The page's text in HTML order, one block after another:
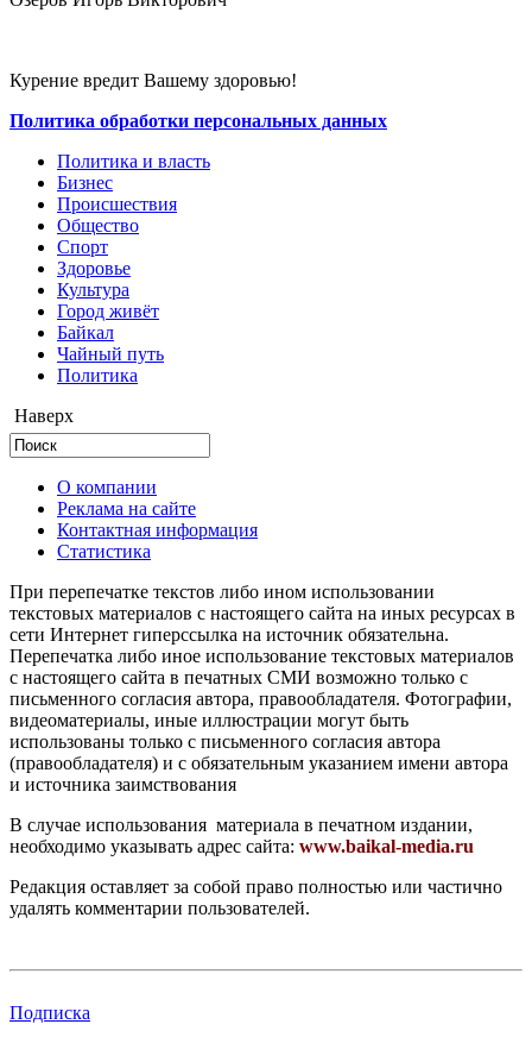
Курение вредит Вашему здоровью!
Политика обработки персональных данных
Политика и власть
Бизнес
Происшествия
Общество
Cпорт
Здоровье
Культура
Город живёт
Байкал
Чайный путь
Политика
Наверх
О компании
Реклама на сайте
Контактная информация
Статистика
При перепечатке текстов либо ином использовании
текстовых материалов с настоящего сайта на иных ресурсах в
сети Интернет гиперссылка на источник обязательна.
Перепечатка либо иное использование текстовых материалов
с настоящего сайта в печатных СМИ возможно только с
письменного согласия автора, правообладателя. Фотографии,
видеоматериалы, иные иллюстрации могут быть
использованы только с письменного согласия автора
(правообладателя) и с обязательным указанием имени автора
и источника заимствования
В случае использования материала в печатном издании,
необходимо указывать адрес сайта: www.baikal-media.ru
Редакция оставляет за собой право полностью или частично
удалять комментарии пользователей.
Подписка